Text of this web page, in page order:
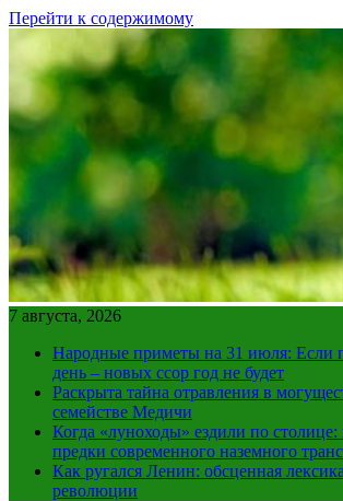
Перейти к содержимому
7 августа, 2026
Народные приметы на 31 июля: Если
день – новых ссор год не будет
Раскрыта тайна отравления в
семействе Медичи
Когда «луноходы» ездили по столице:
предки современного наземного
Как ругался Ленин: обсценная
революции